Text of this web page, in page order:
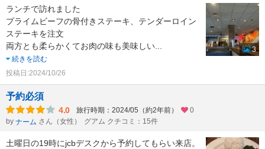
ランチで訪れました
プライムビーフの骨付きステーキ、テンダーロイン
ステーキを注文
両方とも柔らかくてお肉の味も美味しい
続きを読む
投稿日:2024/10/26
3
予約必須
4.0 旅行時期：2024/05（約2年前）
0
by ナーム さん（女性） グアム クチコミ：15件
土曜日の19時にjcbデスクから予約してもらい来店。